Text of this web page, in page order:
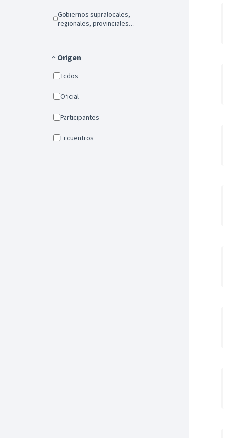
Gobiernos supralocales,
regionales, provinciales…
Origen
Todos
Oficial
Participantes
Encuentros